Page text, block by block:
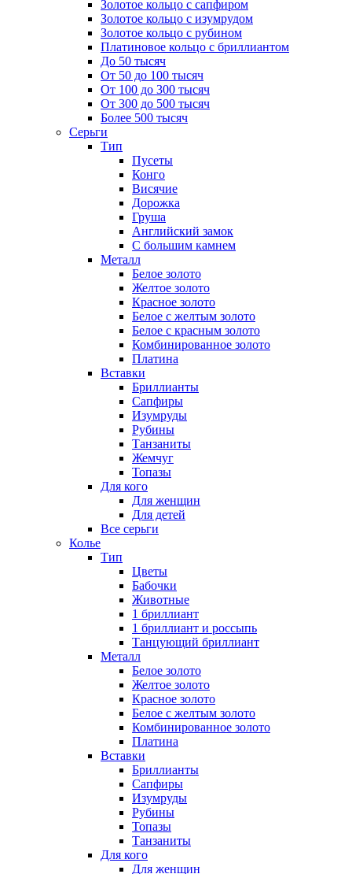
Золотое кольцо с сапфиром
Золотое кольцо с изумрудом
Золотое кольцо с рубином
Платиновое кольцо с бриллиантом
До 50 тысяч
От 50 до 100 тысяч
От 100 до 300 тысяч
От 300 до 500 тысяч
Более 500 тысяч
Серьги
Тип
Пусеты
Конго
Висячие
Дорожка
Груша
Английский замок
С большим камнем
Металл
Белое золото
Желтое золото
Красное золото
Белое с желтым золото
Белое с красным золото
Комбинированное золото
Платина
Вставки
Бриллианты
Сапфиры
Изумруды
Рубины
Танзаниты
Жемчуг
Топазы
Для кого
Для женщин
Для детей
Все серьги
Колье
Тип
Цветы
Бабочки
Животные
1 бриллиант
1 бриллиант и россыпь
Танцующий бриллиант
Металл
Белое золото
Желтое золото
Красное золото
Белое с желтым золото
Комбинированное золото
Платина
Вставки
Бриллианты
Сапфиры
Изумруды
Рубины
Топазы
Танзаниты
Для кого
Для женщин